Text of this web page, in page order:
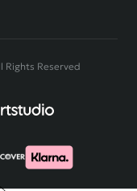
Rights Reserved